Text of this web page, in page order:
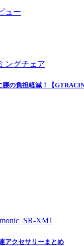
の負担軽減！【
アクセサリーまとめ